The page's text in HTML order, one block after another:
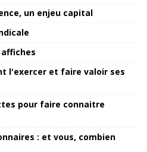
un enjeu capital
l'exercer et faire valoir ses
pour faire connaitre
: et vous, combien